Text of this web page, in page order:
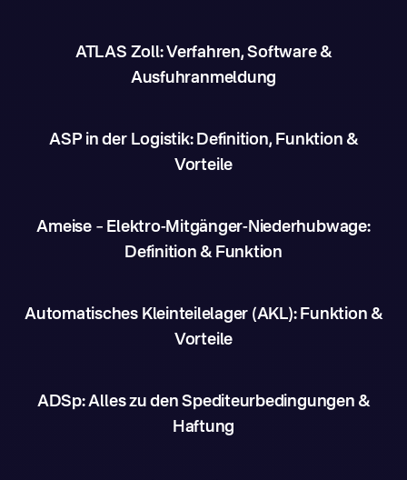
ATLAS Zoll: Verfahren, Software &
Ausfuhranmeldung
ASP in der Logistik: Definition, Funktion &
Vorteile
Ameise – Elektro-Mitgänger-Niederhubwage:
Definition & Funktion
Automatisches Kleinteilelager (AKL): Funktion &
Vorteile
ADSp: Alles zu den Spediteurbedingungen &
Haftung